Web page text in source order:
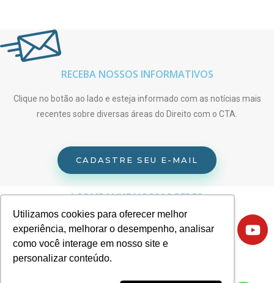
Utilizamos cookies para oferecer melhor
experiência, melhorar o desempenho, analisar
como você interage em nosso site e
personalizar conteúdo.
RECEBA NOSSOS INFORMATIVOS
Clique no botão ao lado e esteja informado com as notícias mais
recentes sobre diversas áreas do Direito com o CTA.
CADASTRE SEU E-MAIL
ACOMPANHE NOSSAS REDES: